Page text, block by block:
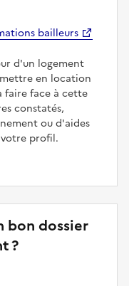
bailleurs
d'un logement
en location
faire face à cette
constatés,
ou d'aides
profil.
bon dossier
?